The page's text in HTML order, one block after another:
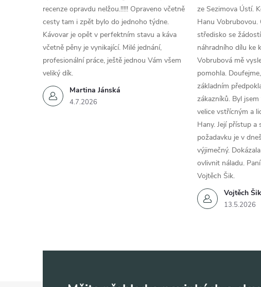
Martina Jánská
4.7.2026
recenze opravdu nelžou.!!!!! Opraveno včetně
cesty tam i zpět bylo do jednoho týdne.
Kávovar je opět v perfektním stavu a káva
včetně pěny je vynikající. Milé jednání,
profesionální práce, ještě jednou Vám všem
veliký dík.
Vojtěch Šik
13.5.2026
ze Sezimova Ústí.
Hanu Vobrubovou.
středisko se
náhradního dílu ke
Vobrubová mě
pomohla.
základním
zákazníků. Byl
velice vstřícným a
Hany. Její přístup a
požadavku je v
výjimečný.
ovlivnit náladu.
Vojtěch Šik.